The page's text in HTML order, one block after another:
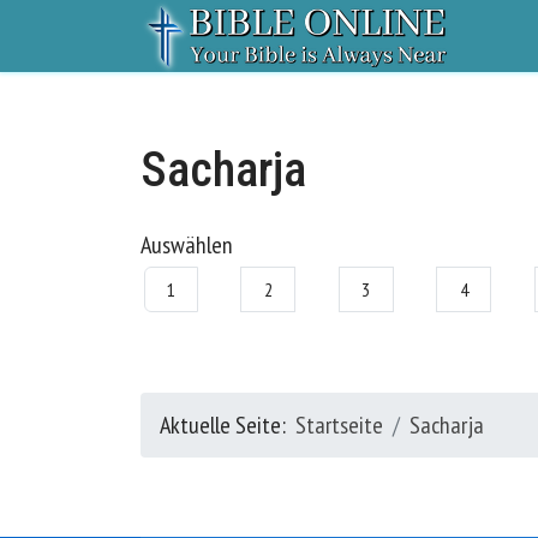
Sacharja
Auswählen
1 2 3 4
Aktuelle Seite: Startseite Sacharja